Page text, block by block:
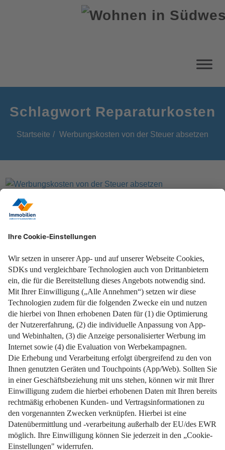
Schlagwort Reparaturkosten
Startseite Werbungskosten von der Steuer absetzen
Von Reparaturen über Zinsen bis hin zu Fahrtkosten.
Sichern Sie Ihr Eigenheim langfristig!
Weiterlesen
Impressum Datenschutz Nutzungsbedingungen
Pflichtinformationen AGB Über uns Bildquellen